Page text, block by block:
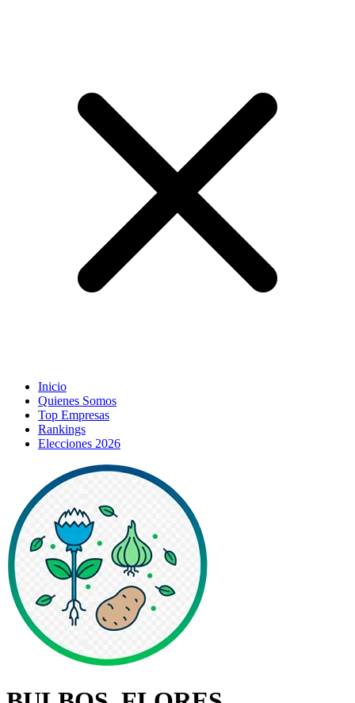
Inicio
Quienes Somos
Top Empresas
Rankings
Elecciones 2026